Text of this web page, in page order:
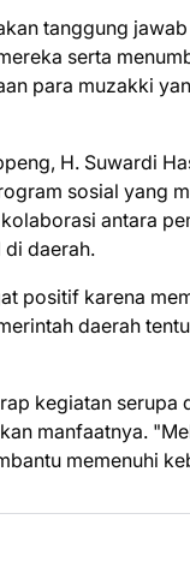
tanggung
serta
para muzakki
H. Suwardi
sosial yang
antara
di daerah.
positif karena
daerah
kegiatan
manfaatnya.
memenuhi